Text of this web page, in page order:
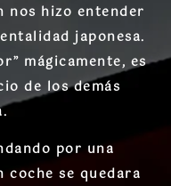
nos hizo entender
japonesa.
mágicamente, es
de los demás
por una
coche se quedara